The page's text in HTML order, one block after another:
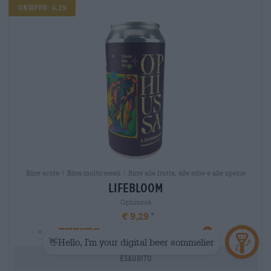
Untappd: 4,19
Birre acide | Birra multicereali | Birre alla frutta, alle erbe e alle spezie
lifebloom
Ophiussa
€ 9,29
EINWEG
Esaurito